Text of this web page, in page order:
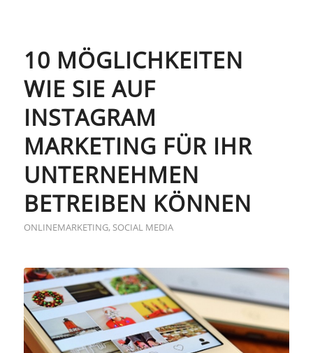
10 MÖGLICHKEITEN
WIE SIE AUF
INSTAGRAM
MARKETING FÜR IHR
UNTERNEHMEN
BETREIBEN KÖNNEN
ONLINEMARKETING, SOCIAL MEDIA